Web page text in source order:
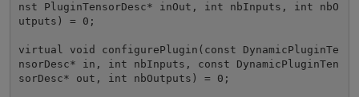
nst PluginTensorDesc* inOut, int nbInputs, int nbO
utputs) = 0;
virtual void configurePlugin(const DynamicPluginTe
nsorDesc* in, int nbInputs, const DynamicPluginTen
sorDesc* out, int nbOutputs) = 0;